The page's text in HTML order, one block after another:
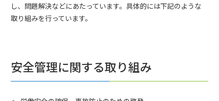
し、問題解決などにあたっています。具体的には下記のような
取り組みを行っています。
安全管理に関する取り組み